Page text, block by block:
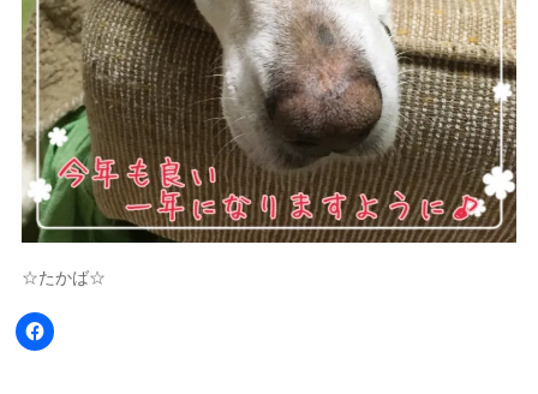
☆たかば☆
Facebook
で